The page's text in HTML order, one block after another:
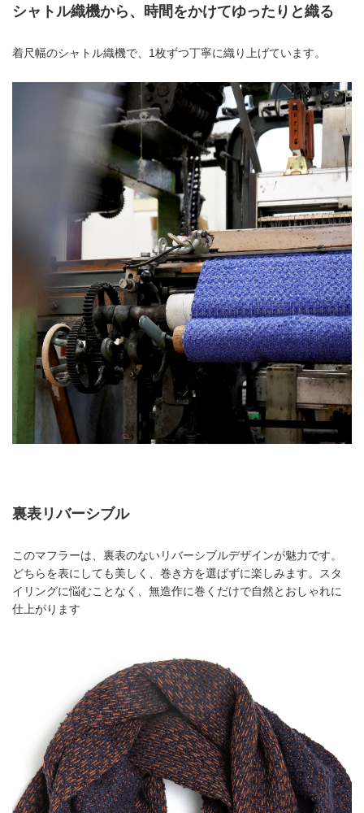
シャトル織機から、時間をかけてゆったりと織る
着尺幅のシャトル織機で、1枚ずつ丁寧に織り上げています。
裏表リバーシブル
このマフラーは、裏表のないリバーシブルデザインが魅力です。
どちらを表にしても美しく、巻き方を選ばずに楽しみます。スタ
イリングに悩むことなく、無造作に巻くだけで自然とおしゃれに
仕上がります